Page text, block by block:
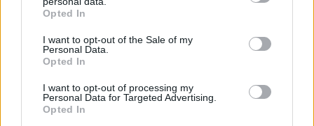
grant or deny consent to Google and its third-party tags to
use your data for below specified purposes in below Google
consent section.
Opted In
I want to opt-out of the Sale of my
Personal Data.
Opted In
I want to opt-out of processing my
Personal Data for Targeted Advertising.
Opted In
τρεις φορές με το ρόπαλο στο κεφάλι», είπε
όταν σημειώθηκε το περιστατικό.
χτυπούσεκαι τους είπε να καθίσουν στα
γόνατανα μην κουνηθούνε